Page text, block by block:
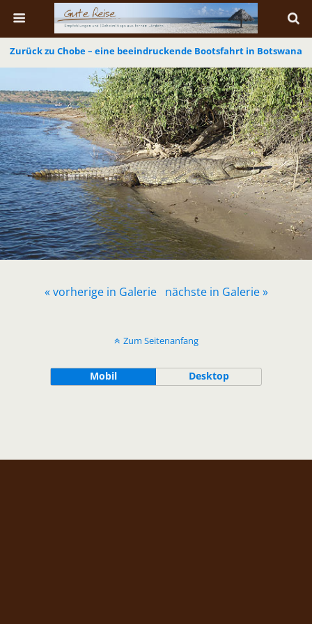
Zurück zu Chobe – eine beeindruckende Bootsfahrt in Botswana
« vorherige in Galerie nächste in Galerie »
Zum Seitenanfang
Mobil Desktop